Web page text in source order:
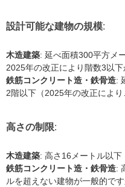
設計可能な建物の規模:
木造建築: 延べ面積300平方メ
2025年の改正により階数3以
鉄筋コンクリート造・鉄骨造:
2階以下（2025年の改正によ
高さの制限:
木造建築: 高さ16メートル以下
鉄筋コンクリート造・鉄骨造:
ルを超えない建物が一般的で